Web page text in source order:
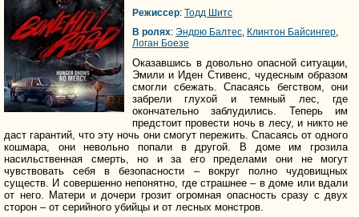
Режиссер: Тодд Шитс
В ролях: Эндрю Балтес Клинтон Байсингер
Логан Боезе
Оказавшись в довольно опасной ситуации,
Эмили и Иден Стивенс, чудесным образом
смогли сбежать. Спасаясь бегством, они
забрели глухой и темный лес, где
окончательно заблудились. Теперь им
предстоит провести ночь в лесу, и никто не
даст гарантий, что эту ночь они смогут пережить. Спасаясь от одного
кошмара, они невольно попали в другой. В доме им грозила
насильственная смерть, но и за его пределами они не могут
чувствовать себя в безопасности – вокруг полно чудовищных
существ. И совершенно непонятно, где страшнее – в доме или вдали
от него. Матери и дочери грозит огромная опасность сразу с двух
сторон – от серийного убийцы и от лесных монстров.